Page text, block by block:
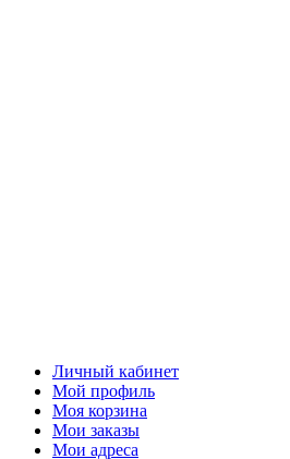
Личный кабинет
Мой профиль
Моя корзина
Мои заказы
Мои адреса